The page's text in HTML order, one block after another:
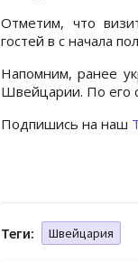
Отметим, что
гостей в с начала
Напомним, ранее
Швейцарии. По его
Подпишись на наш
Теги: Швейцария